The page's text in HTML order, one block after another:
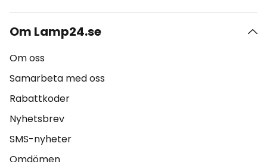
Om Lamp24.se
Om oss
Samarbeta med oss
Rabattkoder
Nyhetsbrev
SMS-nyheter